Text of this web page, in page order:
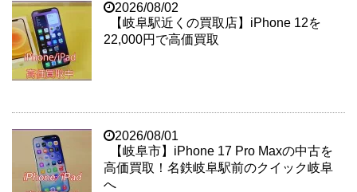
2026/08/02
【岐阜駅近くの買取店】iPhone 12を
22,000円で高価買取
2026/08/01
【岐阜市】iPhone 17 Pro Maxの中古を
高価買取！名鉄岐阜駅前のクイック岐阜
へ